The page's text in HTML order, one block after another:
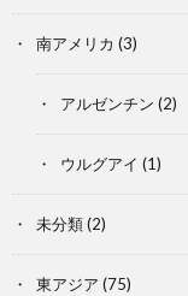
南アメリカ (3)
アルゼンチン (2)
ウルグアイ (1)
未分類(2)
東アジア (75)